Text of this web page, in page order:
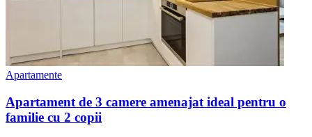
Apartamente
Apartament de 3 camere amenajat ideal pentru o
familie cu 2 copii